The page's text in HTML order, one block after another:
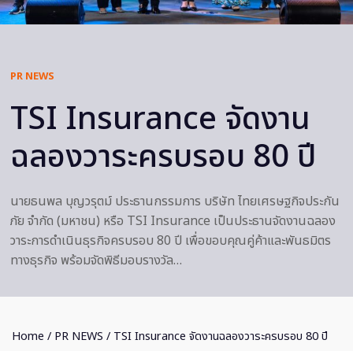
PR NEWS
TSI Insurance จัดงาน
ฉลองวาระครบรอบ 80 ปี
นายธนพล บุญวรุตม์ ประธานกรรมการ บริษัท ไทยเศรษฐกิจประกัน
ภัย จำกัด (มหาชน) หรือ TSI Insurance เป็นประธานจัดงานฉลอง
วาระการดำเนินธุรกิจครบรอบ 80 ปี เพื่อขอบคุณคู่ค้าและพันธมิตร
ทางธุรกิจ พร้อมจัดพิธีมอบรางวัล…
Home / PR NEWS / TSI Insurance จัดงานฉลองวาระครบรอบ 80 ปี